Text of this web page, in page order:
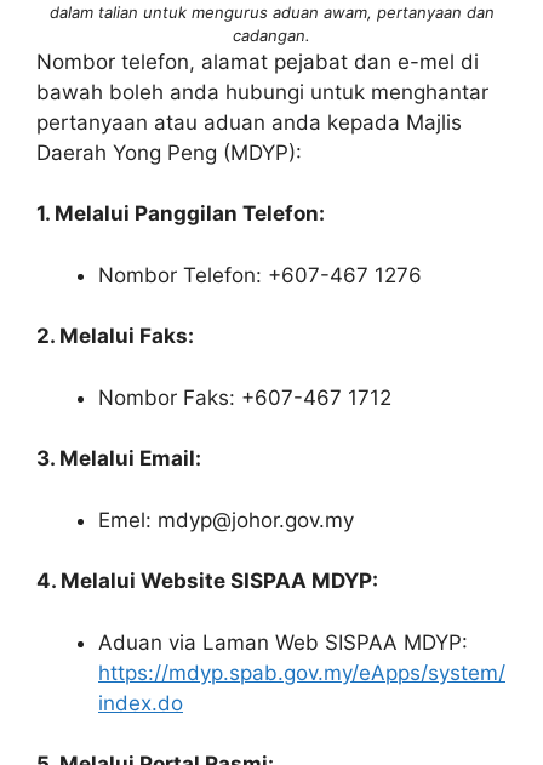
dalam talian untuk mengurus aduan awam, pertanyaan dan
cadangan.
Nombor telefon, alamat pejabat dan e-mel di
bawah boleh anda hubungi untuk menghantar
pertanyaan atau aduan anda kepada Majlis
Daerah Yong Peng (MDYP):
1. Melalui Panggilan Telefon:
Nombor Telefon: +607-467 1276
2. Melalui Faks:
Nombor Faks: +607-467 1712
3. Melalui Email:
Emel: mdyp@johor.gov.my
4. Melalui Website SISPAA MDYP:
Aduan via Laman Web SISPAA MDYP:
https://mdyp.spab.gov.my/eApps/system/
index.do